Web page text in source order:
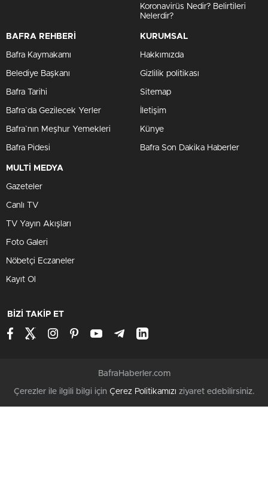
Koronavirüs Nedir? Belirtileri
Nelerdir?
BAFRA REHBERİ
Bafra Kaymakamı
Belediye Başkanı
Bafra Tarihi
Bafra`da Gezilecek Yerler
Bafra`nın Meşhur Yemekleri
Bafra Pidesi
KURUMSAL
Hakkımızda
Gizlilik politikası
Sitemap
İletişim
Künye
Bafra Son Dakika Haberler
MULTİ MEDYA
Gazeteler
Canlı TV
TV Yayın Akışları
Foto Galeri
Nöbetçi Eczaneler
Kayıt Ol
BİZİ TAKİP ET
BafraHaberler.com
Çerezler ile ilgili bilgi için Çerez Politikamızı ziyaret edebilirsiniz.